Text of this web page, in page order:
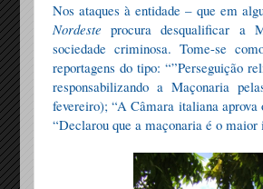
Nos ataques à entidade – que em
Nordeste procura desqualificar a
sociedade criminosa. Tome-se
reportagens do tipo: “”Perseguição
responsabilizando a Maçonaria
fevereiro);“A Câmara italiana aprova
“Declarou que a maçonaria é o maior